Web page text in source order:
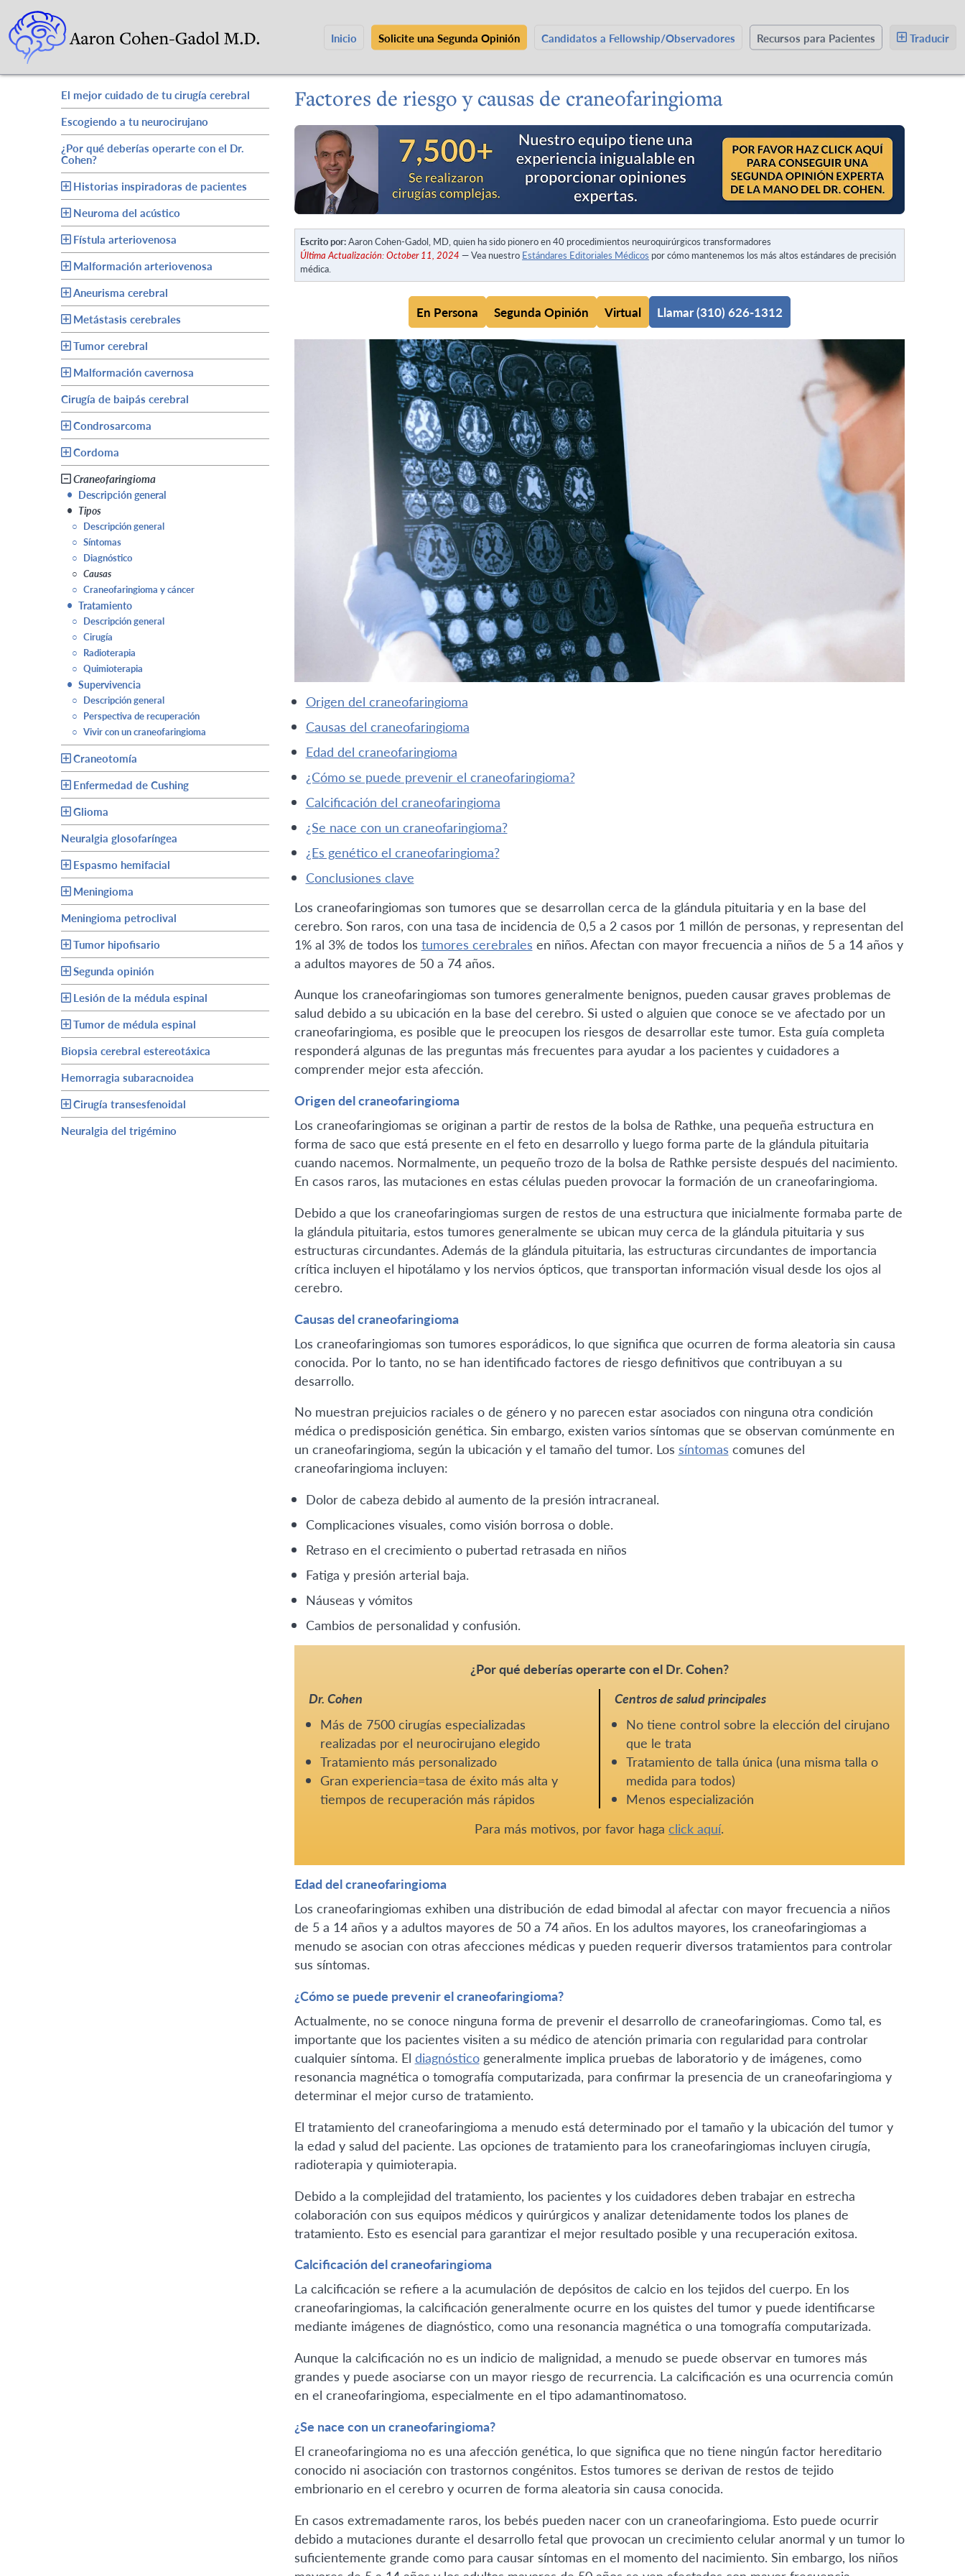
Inicio Solicite una Segunda Opinión Candidatos a Fellowship/Observadores Recursos para Pacientes Traducir
El mejor cuidado de tu cirugía cerebral
Escogiendo a tu neurocirujano
¿Por qué deberías operarte con el Dr.
Cohen?
Historias inspiradoras de pacientes
Neuroma del acústico
Fístula arteriovenosa
Malformación arteriovenosa
Aneurisma cerebral
Metástasis cerebrales
Tumor cerebral
Malformación cavernosa
Cirugía de baipás cerebral
Condrosarcoma
Cordoma
Craneofaringioma
• Descripción general
• Tipos
○ Descripción general
○ Síntomas
○ Diagnóstico
○ Causas
○ Craneofaringioma y cáncer
• Tratamiento
○ Descripción general
○ Cirugía
○ Radioterapia
○ Quimioterapia
• Supervivencia
○ Descripción general
○ Perspectiva de recuperación
○ Vivir con un craneofaringioma
Craneotomía
Enfermedad de Cushing
Glioma
Neuralgia glosofaríngea
Espasmo hemifacial
Meningioma
Meningioma petroclival
Tumor hipofisario
Segunda opinión
Lesión de la médula espinal
Tumor de médula espinal
Biopsia cerebral estereotáxica
Hemorragia subaracnoidea
Cirugía transesfenoidal
Neuralgia del trigémino
Factores de riesgo y causas de craneofaringioma
Escrito por:Aaron Cohen-Gadol, MD, quien ha sido pionero en 40 procedimientos neuroquirúrgicos transformadores
Última Actualización: October 11, 2024 — Vea nuestro Estándares Editoriales Médicos por cómo mantenemos los más altos estándares de precisión
médica.
En Persona Segunda Opinión Virtual Llamar (310) 626-1312
origen del craneofaringioma
causas del craneofaringioma
edad del craneofaringioma
¿cómo se puede prevenir el craneofaringioma?
calcificación del craneofaringioma
¿se nace con un craneofaringioma?
¿es genético el craneofaringioma?
conclusiones clave
Los craneofaringiomas son tumores que se desarrollan cerca de la glándula pituitaria y en la base del
cerebro. Son raros, con una tasa de incidencia de 0,5 a 2 casos por 1 millón de personas, y representan del
1% al 3% de todos los tumores cerebrales en niños. Afectan con mayor frecuencia a niños de 5 a 14 años y
a adultos mayores de 50 a 74 años.
Aunque los craneofaringiomas son tumores generalmente benignos, pueden causar graves problemas de
salud debido a su ubicación en la base del cerebro. Si usted o alguien que conoce se ve afectado por un
craneofaringioma, es posible que le preocupen los riesgos de desarrollar este tumor. Esta guía completa
responderá algunas de las preguntas más frecuentes para ayudar a los pacientes y cuidadores a
comprender mejor esta afección.
Origen del craneofaringioma
Los craneofaringiomas se originan a partir de restos de la bolsa de Rathke, una pequeña estructura en
forma de saco que está presente en el feto en desarrollo y luego forma parte de la glándula pituitaria
cuando nacemos. Normalmente, un pequeño trozo de la bolsa de Rathke persiste después del nacimiento.
En casos raros, las mutaciones en estas células pueden provocar la formación de un craneofaringioma.
Debido a que los craneofaringiomas surgen de restos de una estructura que inicialmente formaba parte de
la glándula pituitaria, estos tumores generalmente se ubican muy cerca de la glándula pituitaria y sus
estructuras circundantes. Además de la glándula pituitaria, las estructuras circundantes de importancia
crítica incluyen el hipotálamo y los nervios ópticos, que transportan información visual desde los ojos al
cerebro.
Causas del craneofaringioma
Los craneofaringiomas son tumores esporádicos, lo que significa que ocurren de forma aleatoria sin causa
conocida. Por lo tanto, no se han identificado factores de riesgo definitivos que contribuyan a su
desarrollo.
No muestran prejuicios raciales o de género y no parecen estar asociados con ninguna otra condición
médica o predisposición genética. Sin embargo, existen varios síntomas que se observan comúnmente en
un craneofaringioma, según la ubicación y el tamaño del tumor. Los síntomas comunes del
craneofaringioma incluyen:
Dolor de cabeza debido al aumento de la presión intracraneal.
Complicaciones visuales, como visión borrosa o doble.
Retraso en el crecimiento o pubertad retrasada en niños
Fatiga y presión arterial baja.
Náuseas y vómitos
Cambios de personalidad y confusión.
¿Por qué deberías operarte con el Dr. Cohen?
Dr. Cohen
Más de 7500 cirugías especializadas
realizadas por el neurocirujano elegido
Tratamiento más personalizado
Gran experiencia=tasa de éxito más alta y
tiempos de recuperación más rápidos
Centros de salud principales
No tiene control sobre la elección del cirujano
que le trata
Tratamiento de talla única (una misma talla o
medida para todos)
Menos especialización
Para más motivos, por favor haga click aquí.
Edad del craneofaringioma
Los craneofaringiomas exhiben una distribución de edad bimodal al afectar con mayor frecuencia a niños
de 5 a 14 años y a adultos mayores de 50 a 74 años. En los adultos mayores, los craneofaringiomas a
menudo se asocian con otras afecciones médicas y pueden requerir diversos tratamientos para controlar
sus síntomas.
¿Cómo se puede prevenir el craneofaringioma?
Actualmente, no se conoce ninguna forma de prevenir el desarrollo de craneofaringiomas. Como tal, es
importante que los pacientes visiten a su médico de atención primaria con regularidad para controlar
cualquier síntoma. El diagnósticogeneralmente implica pruebas de laboratorio y de imágenes, como
resonancia magnética o tomografía computarizada, para confirmar la presencia de un craneofaringioma y
determinar el mejor curso de tratamiento.
El tratamiento del craneofaringioma a menudo está determinado por el tamaño y la ubicación del tumor y
la edad y salud del paciente. Las opciones de tratamiento para los craneofaringiomas incluyen cirugía,
radioterapia y quimioterapia.
Debido a la complejidad del tratamiento, los pacientes y los cuidadores deben trabajar en estrecha
colaboración con sus equipos médicos y quirúrgicos y analizar detenidamente todos los planes de
tratamiento. Esto es esencial para garantizar el mejor resultado posible y una recuperación exitosa.
Calcificación del craneofaringioma
La calcificación se refiere a la acumulación de depósitos de calcio en los tejidos del cuerpo. En los
craneofaringiomas, la calcificación generalmente ocurre en los quistes del tumor y puede identificarse
mediante imágenes de diagnóstico, como una resonancia magnética o una tomografía computarizada.
Aunque la calcificación no es un indicio de malignidad, a menudo se puede observar en tumores más
grandes y puede asociarse con un mayor riesgo de recurrencia. La calcificación es una ocurrencia común
en el craneofaringioma, especialmente en el tipo adamantinomatoso.
¿Se nace con un craneofaringioma?
El craneofaringioma no es una afección genética, lo que significa que no tiene ningún factor hereditario
conocido ni asociación con trastornos congénitos. Estos tumores se derivan de restos de tejido
embrionario en el cerebro y ocurren de forma aleatoria sin causa conocida.
En casos extremadamente raros, los bebés pueden nacer con un craneofaringioma. Esto puede ocurrir
debido a mutaciones durante el desarrollo fetal que provocan un crecimiento celular anormal y un tumor lo
suficientemente grande como para causar síntomas en el momento del nacimiento. Sin embargo, los niños